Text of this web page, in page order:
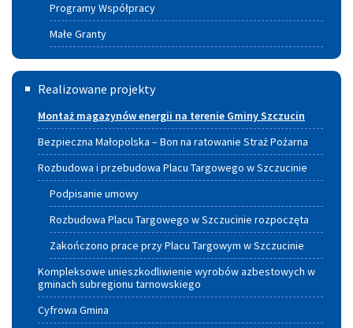
Programy Współpracy
Małe Granty
Termomodernizacja
Realizowane projekty
Montaż magazynów energii na terenie Gminy Szczucin
Bezpieczna Małopolska – Bon na ratowanie Straż Pożarna
Rozbudowa i przebudowa Placu Targowego w Szczucinie
Podpisanie umowy
Rozbudowa Placu Targowego w Szczucinie rozpoczęta
Zakończono prace przy Placu Targowym w Szczucinie
Kompleksowe unieszkodliwienie wyrobów azbestowych w
gminach subregionu tarnowskiego
Cyfrowa Gmina